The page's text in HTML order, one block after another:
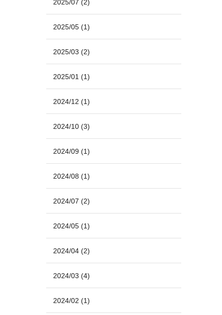
2025/07 (2)
2025/05 (1)
2025/03 (2)
2025/01 (1)
2024/12 (1)
2024/10 (3)
2024/09 (1)
2024/08 (1)
2024/07 (2)
2024/05 (1)
2024/04 (2)
2024/03 (4)
2024/02 (1)